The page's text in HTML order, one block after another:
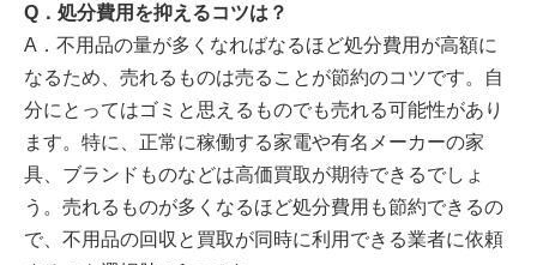
Q．処分費用を抑えるコツは？
A．不用品の量が多くなればなるほど処分費用が高額に
なるため、売れるものは売ることが節約のコツです。自
分にとってはゴミと思えるものでも売れる可能性があり
ます。特に、正常に稼働する家電や有名メーカーの家
具、ブランドものなどは高価買取が期待できるでしょ
う。売れるものが多くなるほど処分費用も節約できるの
で、不用品の回収と買取が同時に利用できる業者に依頼